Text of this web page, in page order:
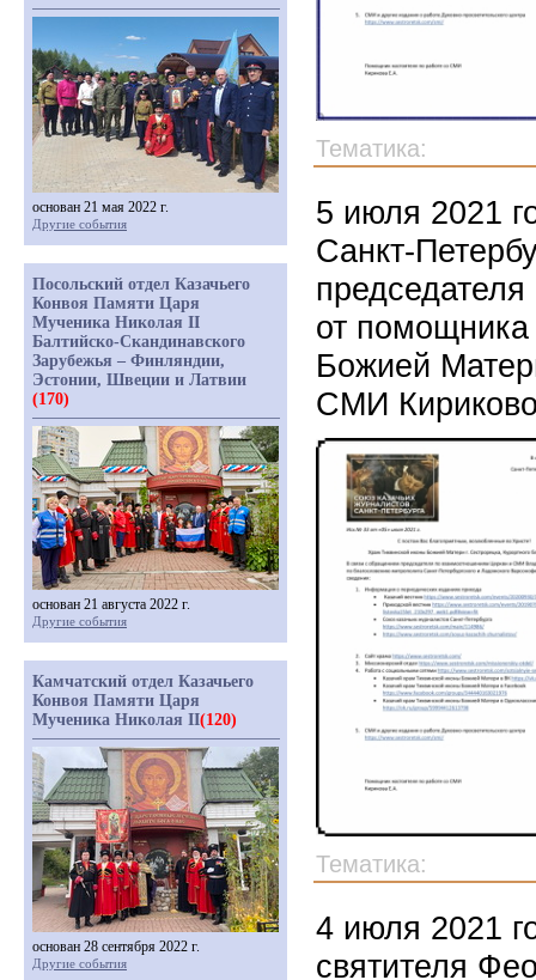
Тематика:
5 июля 2021
Санкт-
от помощника
Божией
СМИ
Тематика:
4 июля 2021
святителя
основан 21 мая 2022 г.
Другие события
Посольский отдел Казачьего
Конвоя Памяти Царя
Мученика Николая II
Балтийско-Скандинавского
Зарубежья – Финляндии,
Эстонии, Швеции и Латвии
(170)
основан 21 августа 2022 г.
Другие события
Камчатский отдел Казачьего
Конвоя Памяти Царя
Мученика Николая II(120)
основан 28 сентября 2022 г.
Другие события